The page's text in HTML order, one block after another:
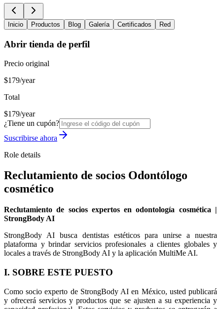
Inicio Productos Blog Galería Certificados Red
Abrir tienda de perfil
Precio original
$179/year
Total
$179/year
¿Tiene un cupón?
Suscribirse ahora
Role details
Reclutamiento de socios Odontólogo
cosmético
Reclutamiento de socios expertos en odontología cosmética |
StrongBody AI
StrongBody AI busca dentistas estéticos para unirse a nuestra
plataforma y brindar servicios profesionales a clientes globales y
locales a través de StrongBody AI y la aplicación MultiMe AI.
I. SOBRE ESTE PUESTO
Como socio experto de StrongBody AI en México, usted publicará
y ofrecerá servicios y productos que se ajusten a su experiencia y